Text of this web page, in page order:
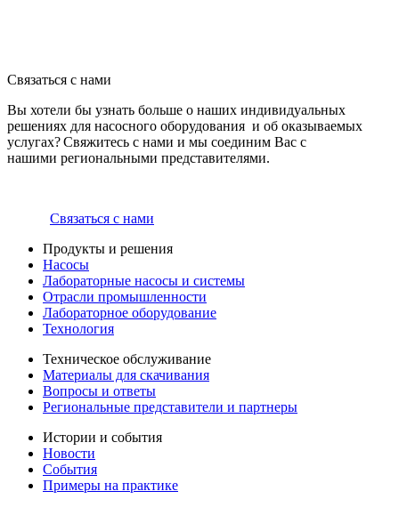
Связаться с нами
Вы хотели бы узнать больше о наших индивидуальных
решениях для насосного оборудования и об оказываемых
услугах? Свяжитесь с нами и мы соединим Вас с
нашими региональными представителями.
Связаться с нами
Продукты и решения
Насосы
Лабораторные насосы и системы
Отрасли промышленности
Лабораторное оборудование
Технология
Техническое обслуживание
Материалы для скачивания
Вопросы и ответы
Региональные представители и партнеры
Истории и события
Новости
События
Примеры на практике